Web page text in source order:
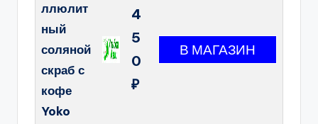
ллюлит
ный
соляной
скраб с
кофе
Yoko
4
5
0
₽